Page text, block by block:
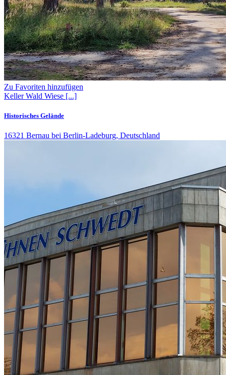
Zu Favoriten hinzufügen
Keller Wald Wiese [...]
Historisches Gelände
16321 Bernau bei Berlin-Ladeburg, Deutschland